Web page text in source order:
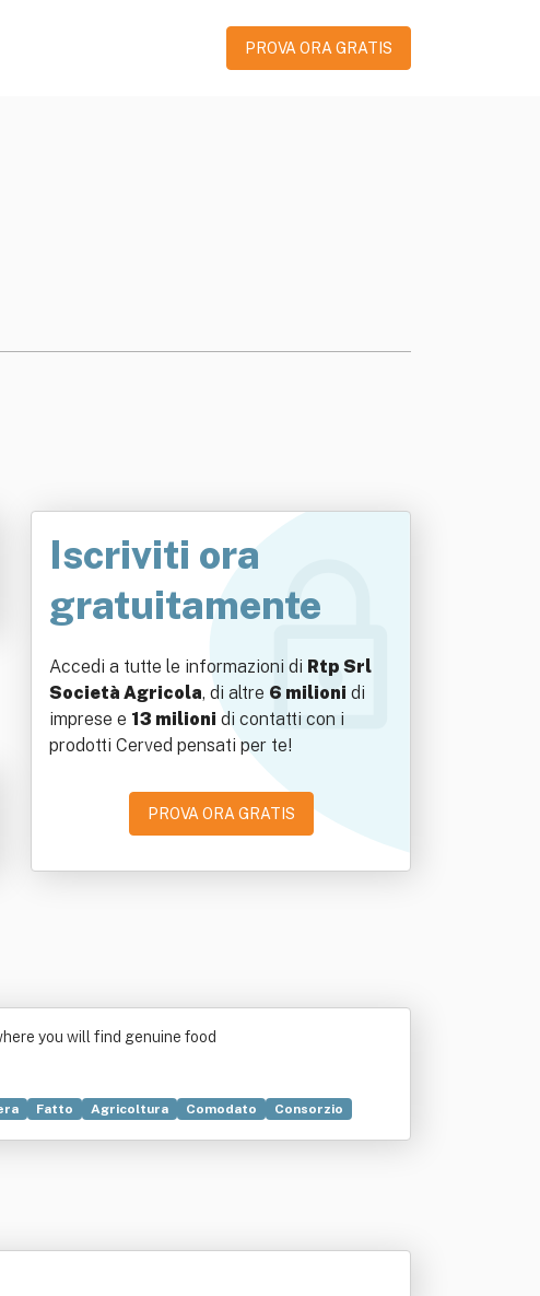
PROVA ORA GRATIS
Iscriviti ora
gratuitamente
Accedi a tutte le informazioni di Rtp Srl
Società Agricola, di altre 6 milioni di
imprese e 13 milioni di contatti con i
prodotti Cerved pensati per te!
PROVA ORA GRATIS
you will find genuine food
Fatto Agricoltura Comodato
Consorzio